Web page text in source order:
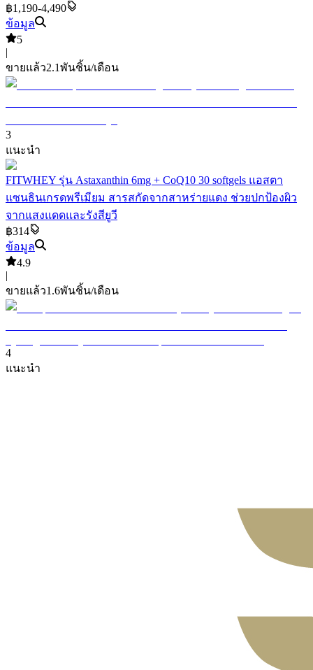
฿1,190-4,490
ข้อมูล
5
|
ขายแล้ว2.1พันชิ้น/เดือน
3
แนะนำ
FITWHEY รุ่น Astaxanthin 6mg + CoQ10 30 softgels แอสตา
แซนธินเกรดพรีเมียม สารสกัดจากสาหร่ายแดง ช่วยปกป้องผิว
จากแสงแดดและรังสียูวี
฿314
ข้อมูล
4.9
|
ขายแล้ว1.6พันชิ้น/เดือน
4
แนะนำ